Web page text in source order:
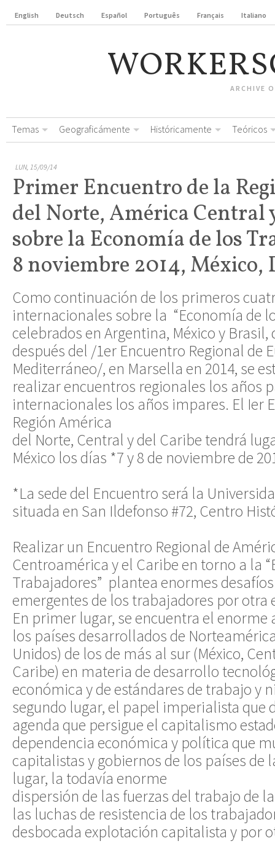
English Deutsch Español Português Français Italiano
ARCHIVE
Temas Geograficámente Históricamente Teóricos
LUN, 15/09/14
Primer Encuentro de la
del Norte, América Central
sobre la Economía de los
8 noviembre 2014, México,
Como continuación de los primeros
internacionales sobre la “Economía de
celebrados en Argentina, México y Brasil,
después del /1er Encuentro Regional de
Mediterráneo/, en Marsella en 2014, se
realizar encuentros regionales los años
internacionales los años impares. El Ier
Región América
del Norte, Central y del Caribe tendrá
México los días *7 y 8 de noviembre de
*La sede del Encuentro será la
situada en San Ildefonso #72, Centro
Realizar un Encuentro Regional de
Centroamérica y el Caribe en torno a la
Trabajadores” plantea enormes
emergentes de los trabajadores por otra
En primer lugar, se encuentra el enorme
los países desarrollados de
Unidos) de los de más al sur (México,
Caribe) en materia de desarrollo
económica y de estándares de trabajo y
segundo lugar, el papel imperialista que
agenda que persigue el capitalismo
dependencia económica y política que
capitalistas y gobiernos de los países de
lugar, la todavía enorme
dispersión de las fuerzas del trabajo de
las luchas de resistencia de los
desbocada explotación capitalista y por